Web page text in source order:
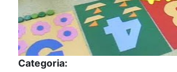
Categoria: